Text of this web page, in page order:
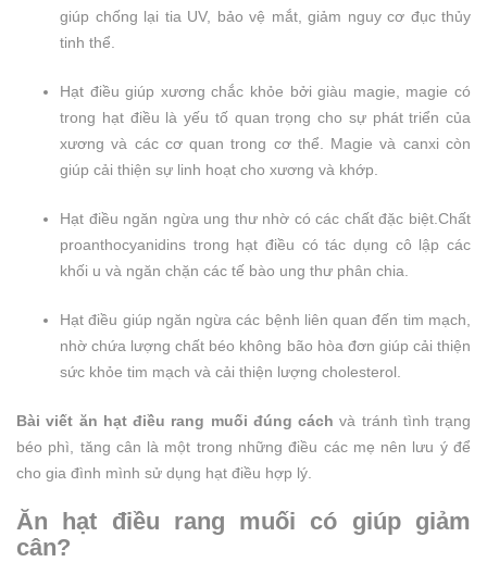
giúp chống lại tia UV, bảo vệ mắt, giảm nguy cơ đục thủy
tinh thể.
Hạt điều giúp xương chắc khỏe bởi giàu magie, magie có
trong hạt điều là yếu tố quan trọng cho sự phát triển của
xương và các cơ quan trong cơ thể. Magie và canxi còn
giúp cải thiện sự linh hoạt cho xương và khớp.
Hạt điều ngăn ngừa ung thư nhờ có các chất đặc biệt.Chất
proanthocyanidins trong hạt điều có tác dụng cô lập các
khối u và ngăn chặn các tế bào ung thư phân chia.
Hạt điều giúp ngăn ngừa các bệnh liên quan đến tim mạch,
nhờ chứa lượng chất béo không bão hòa đơn giúp cải thiện
sức khỏe tim mạch và cải thiện lượng cholesterol.
Bài viết ăn hạt điều rang muối đúng cách và tránh tình trạng
béo phì, tăng cân là một trong những điều các mẹ nên lưu ý để
cho gia đình mình sử dụng hạt điều hợp lý.
Ăn hạt điều rang muối có giúp giảm
cân?